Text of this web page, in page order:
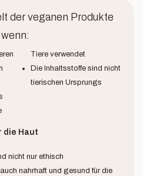
der veganen Produkte
Tiere verwendet
Die Inhaltsstoffe sind nicht
tierischen Ursprungs
die Haut
nicht nur ethisch
nahrhaft und gesund für die